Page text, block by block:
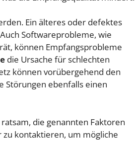
Ein älteres oder defektes
Softwareprobleme, wie
können Empfangsprobleme
die Ursache für schlechten
können vorübergehend den
Störungen ebenfalls einen
die genannten Faktoren
kontaktieren, um mögliche